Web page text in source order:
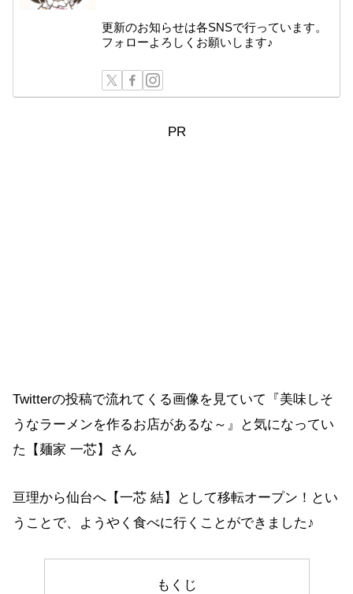
更新のお知らせは各SNSで行っています。
フォローよろしくお願いします♪
PR
Twitterの投稿で流れてくる画像を見ていて『美味しそ
うなラーメンを作るお店があるな～』と気になってい
た【麺家 一芯】さん
亘理から仙台へ【一芯 結】として移転オープン！とい
うことで、ようやく食べに行くことができました♪
もくじ